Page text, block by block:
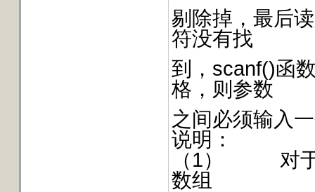
剔除掉，最后
符没有找
到，scanf()函
格，则参数
之间必须输入
说明：
（1） 对于
数组